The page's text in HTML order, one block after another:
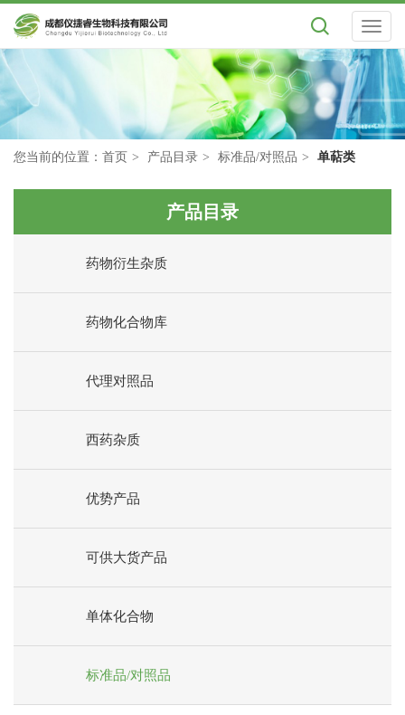
Toggle
您当前的位置： 首页 产品目录 标准品/对照品 单萜类
产品目录
药物衍生杂质
药物化合物库
代理对照品
西药杂质
优势产品
可供大货产品
单体化合物
标准品/对照品